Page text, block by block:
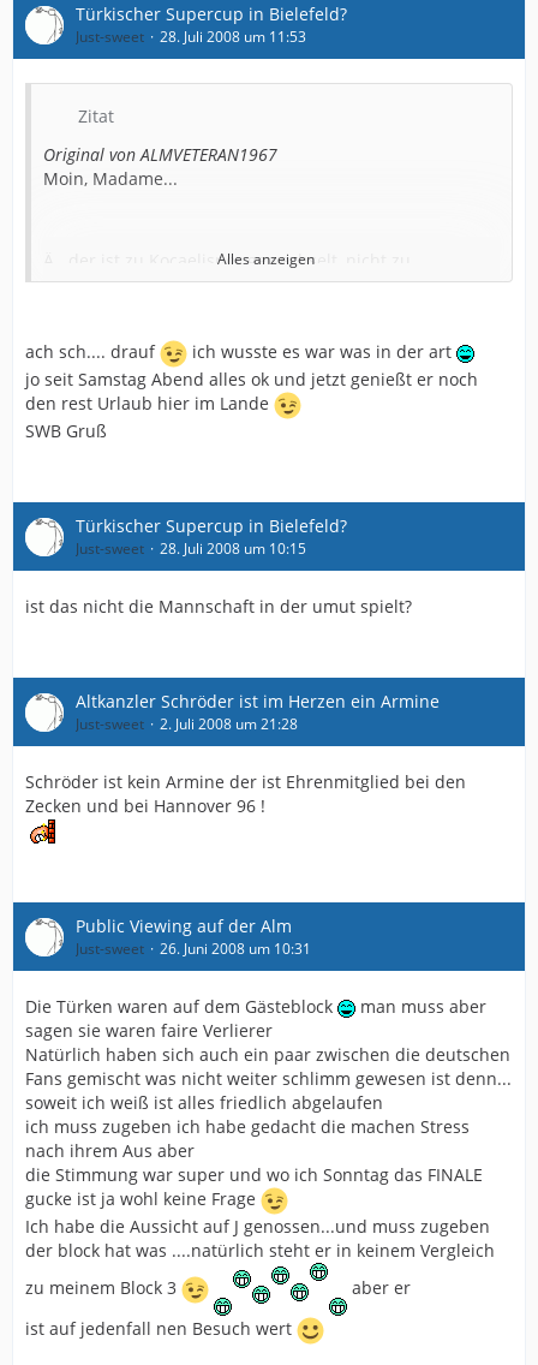
Türkischer Supercup in Bielefeld?
Just-sweet 28. Juli 2008 um 11:53
Zitat
Original von ALMVETERAN1967
Moin, Madame...
Ä...der ist zu Kocaelispor gewechselt, nicht zu
Kayserispor...
(Dein Bruder schon wieder im Lande ?)
SWB Gruss
Alles anzeigen
ach sch.... drauf
ich wusste es war was in der art
jo seit Samstag Abend alles ok und jetzt genießt er noch
den rest Urlaub hier im Lande
SWB Gruß
Türkischer Supercup in Bielefeld?
Just-sweet 28. Juli 2008 um 10:15
ist das nicht die Mannschaft in der umut spielt?
Altkanzler Schröder ist im Herzen ein Armine
Just-sweet 2. Juli 2008 um 21:28
Schröder ist kein Armine der ist Ehrenmitglied bei den
Zecken und bei Hannover 96 !
Public Viewing auf der Alm
Just-sweet 26. Juni 2008 um 10:31
Die Türken waren auf dem Gästeblock
man muss aber
sagen sie waren faire Verlierer
Natürlich haben sich auch ein paar zwischen die deutschen
Fans gemischt was nicht weiter schlimm gewesen ist denn...
soweit ich weiß ist alles friedlich abgelaufen
ich muss zugeben ich habe gedacht die machen Stress
nach ihrem Aus aber
die Stimmung war super und wo ich Sonntag das FINALE
gucke ist ja wohl keine Frage
Ich habe die Aussicht auf J genossen...und muss zugeben
der block hat was ....natürlich steht er in keinem Vergleich
zu meinem Block 3
aber er
ist auf jedenfall nen Besuch wert